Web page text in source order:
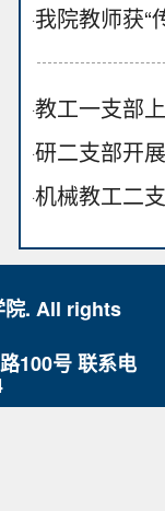
·我院教师获“
·教工一支部
·研二支部开
·机械教工二
院. All rights
100号 联系电